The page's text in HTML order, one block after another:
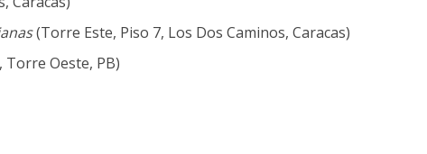
(Torre Este, Piso 7, Los Dos Caminos, Caracas)
Torre Oeste, PB)